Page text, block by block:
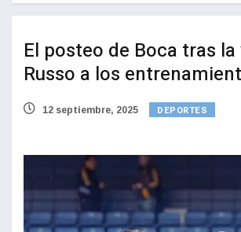
El posteo de Boca tras
Russo a los
12 septiembre, 2025 DEPORTES